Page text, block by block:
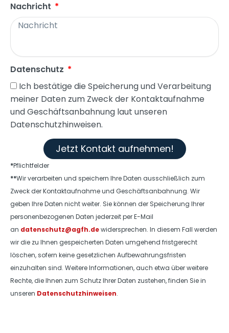
Nachricht
Datenschutz
Ich bestätige die Speicherung und Verarbeitung
meiner Daten zum Zweck der Kontaktaufnahme
und Geschäftsanbahnung laut unseren
Datenschutzhinweisen.
Jetzt Kontakt aufnehmen!
*Pflichtfelder
**Wir verarbeiten und speichern Ihre Daten ausschließlich zum
Zweck der Kontaktaufnahme und Geschäftsanbahnung. Wir
geben Ihre Daten nicht weiter. Sie können der Speicherung Ihrer
personenbezogenen Daten jederzeit per E-Mail
an datenschutz@agfh.dewidersprechen. In diesem Fall werden
wir die zu Ihnen gespeicherten Daten umgehend fristgerecht
löschen, sofern keine gesetzlichen Aufbewahrungsfristen
einzuhalten sind. Weitere Informationen, auch etwa über weitere
Rechte, die Ihnen zum Schutz Ihrer Daten zustehen, finden Sie in
unseren Datenschutzhinweisen.